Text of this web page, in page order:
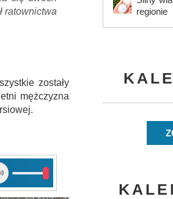
ratownictwa
zostały
mężczyzna
regionie